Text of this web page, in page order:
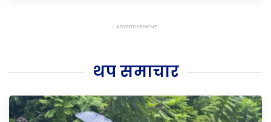
थप समाचार